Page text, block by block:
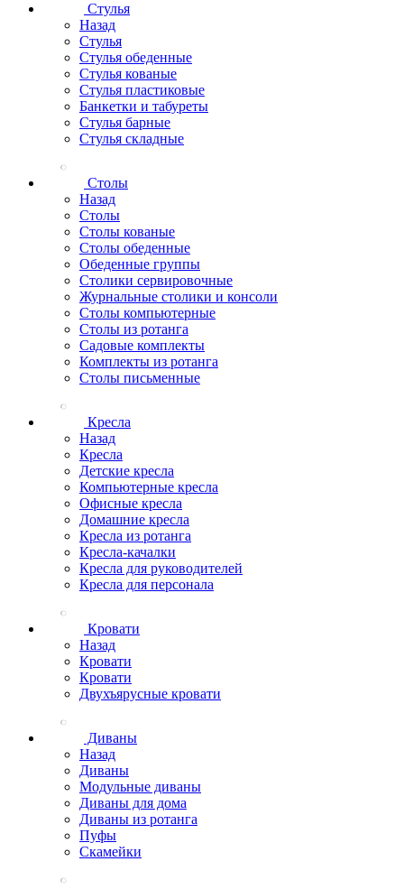
Стулья
Назад
Стулья
Стулья обеденные
Стулья кованые
Стулья пластиковые
Банкетки и табуреты
Стулья барные
Стулья складные
Столы
Назад
Столы
Столы кованые
Столы обеденные
Обеденные группы
Столики сервировочные
Журнальные столики и консоли
Столы компьютерные
Столы из ротанга
Садовые комплекты
Комплекты из ротанга
Столы письменные
Кресла
Назад
Кресла
Детские кресла
Компьютерные кресла
Офисные кресла
Домашние кресла
Кресла из ротанга
Кресла-качалки
Кресла для руководителей
Кресла для персонала
Кровати
Назад
Кровати
Кровати
Двухъярусные кровати
Диваны
Назад
Диваны
Модульные диваны
Диваны для дома
Диваны из ротанга
Пуфы
Скамейки